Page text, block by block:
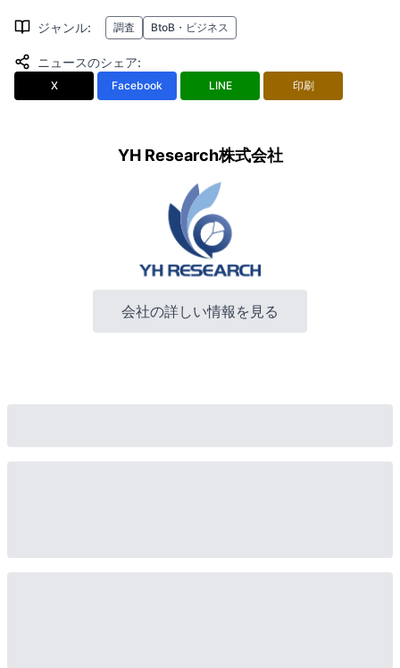
ジャンル: 調査 BtoB・ビジネス
ニュースのシェア:
X Facebook LINE 印刷
YH Research株式会社
会社の詳しい情報を見る